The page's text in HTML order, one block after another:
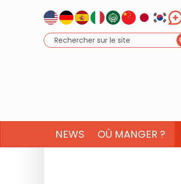
NEWS OÙ MANGER ?